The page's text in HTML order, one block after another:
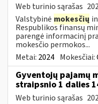
Web turinio sąrašas
Valstybinė mokesčių
Respublikos finansų
parengė informacinį
mokesčio permokos...
Metai: 2024 Mokesčiai:
Gyventojų pajamų
straipsnio 1 dalies
Web turinio sąrašas